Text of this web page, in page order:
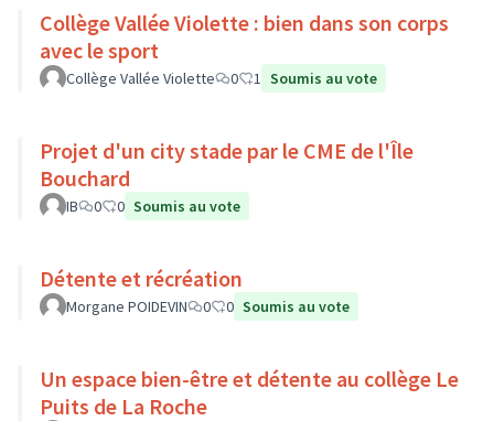
Collège Vallée Violette : bien dans son corps
avec le sport
Collège Vallée Violette 0 1 Soumis au vote
Projet d'un city stade par le CME de l'Île
Bouchard
IB 0 0 Soumis au vote
Détente et récréation
Morgane POIDEVIN 0 0 Soumis au vote
Un espace bien-être et détente au collège Le
Puits de La Roche